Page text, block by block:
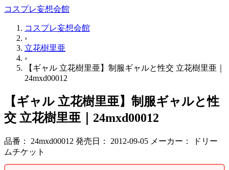
コスプレ妄想会館
コスプレ妄想会館
›
立花樹里亜
›
【ギャル 立花樹里亜】制服ギャルと性交 立花樹里亜｜
24mxd00012
【ギャル 立花樹里亜】制服ギャルと性
交 立花樹里亜｜24mxd00012
品番： 24mxd00012 発売日： 2012-09-05 メーカー：
ドリー
ムチケット